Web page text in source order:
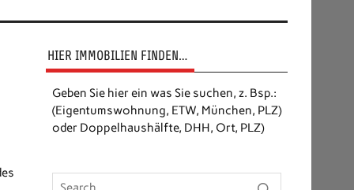
HIER IMMOBILIEN FINDEN…
Geben Sie hier ein was Sie suchen, z. Bsp.:
(Eigentumswohnung, ETW, München, PLZ)
oder Doppelhaushälfte, DHH, Ort, PLZ)